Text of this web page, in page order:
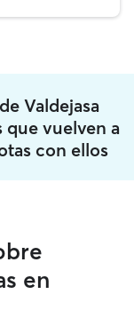
Valdejasa
que vuelven a
con ellos
en